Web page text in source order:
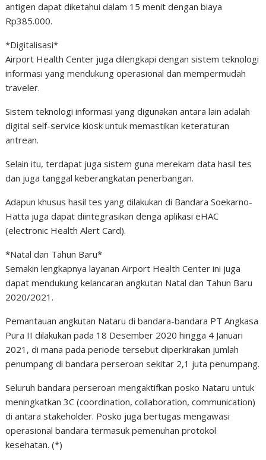
antigen dapat diketahui dalam 15 menit dengan biaya
Rp385.000.
*Digitalisasi*
Airport Health Center juga dilengkapi dengan sistem teknologi
informasi yang mendukung operasional dan mempermudah
traveler.
Sistem teknologi informasi yang digunakan antara lain adalah
digital self-service kiosk untuk memastikan keteraturan
antrean.
Selain itu, terdapat juga sistem guna merekam data hasil tes
dan juga tanggal keberangkatan penerbangan.
Adapun khusus hasil tes yang dilakukan di Bandara Soekarno-
Hatta juga dapat diintegrasikan denga aplikasi eHAC
(electronic Health Alert Card).
*Natal dan Tahun Baru*
Semakin lengkapnya layanan Airport Health Center ini juga
dapat mendukung kelancaran angkutan Natal dan Tahun Baru
2020/2021.
Pemantauan angkutan Nataru di bandara-bandara PT Angkasa
Pura II dilakukan pada 18 Desember 2020 hingga 4 Januari
2021, di mana pada periode tersebut diperkirakan jumlah
penumpang di bandara perseroan sekitar 2,1 juta penumpang.
Seluruh bandara perseroan mengaktifkan posko Nataru untuk
meningkatkan 3C (coordination, collaboration, communication)
di antara stakeholder. Posko juga bertugas mengawasi
operasional bandara termasuk pemenuhan protokol
kesehatan. (*)